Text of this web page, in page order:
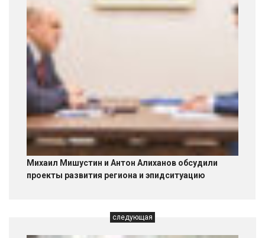
Михаил Мишустин и Антон Алиханов обсудили
проекты развития региона и эпидситуацию
следующая